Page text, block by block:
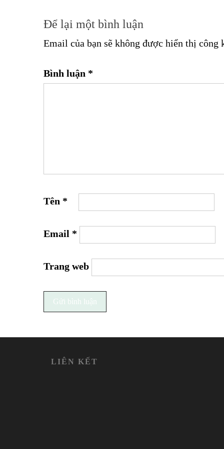
Để lại một bình luận
Email của bạn sẽ không được hiển thị công
Bình luận *
Tên *
Email *
Trang web
LIÊN KẾT